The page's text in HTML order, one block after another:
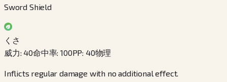
Sword Shield
くさ
威力: 40命中率:100PP: 40物理
Inflicts regular damage with no additional effect.